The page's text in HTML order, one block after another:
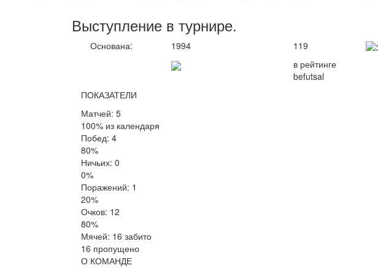
Выступление в турнире.
Основана: 1994
119
в рейтинге
befutsal
ПОКАЗАТЕЛИ
Матчей: 5
100% из календаря
Побед: 4
80%
Ничьих: 0
0%
Поражений: 1
20%
Очков: 12
80%
Мячей: 16 забито
16 пропущено
О КОМАНДЕ